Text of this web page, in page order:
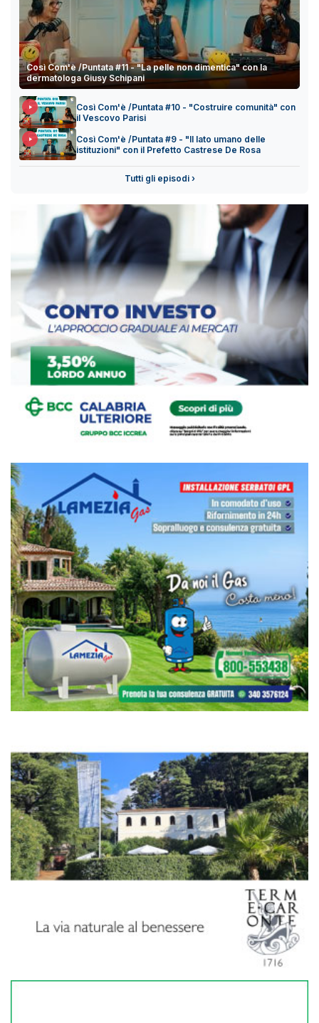
Così Com'è /Puntata #11 - "La pelle non dimentica" con la
dermatologa Giusy Schipani
Così Com'è /Puntata #10 - "Costruire comunità" con
il Vescovo Parisi
Così Com'è /Puntata #9 - "Il lato umano delle
istituzioni" con il Prefetto Castrese De Rosa
Tutti gli episodi ›